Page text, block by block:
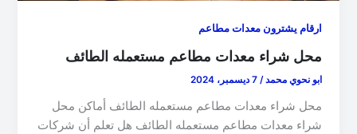
ارقام يشترون معدات مطاعم
محل شراء معدات مطاعم مستعمله الطائف
ابو نحوي محمد/7 ديسمبر، 2024
محل شراء معدات مطاعم مستعمله الطائف أماكن محل
شراء معدات مطاعم مستعمله الطائف هل تعلم أن شركات